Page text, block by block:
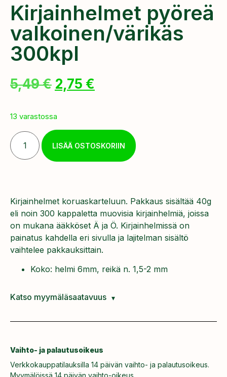
Kirjainhelmet pyöreä
valkoinen/värikäs
300kpl
5,49€ 2,75 €
13 varastossa
LISÄÄ OSTOSKORIIN
Kirjainhelmet koruaskarteluun. Pakkaus sisältää 40g
eli noin 300 kappaletta muovisia kirjainhelmiä, joissa
on mukana ääkköset Ä ja Ö. Kirjainhelmissä on
painatus kahdella eri sivulla ja lajitelman sisältö
vaihtelee pakkauksittain.
Koko: helmi 6mm, reikä n. 1,5-2 mm
Katso myymäläsaatavuus
Vaihto- ja palautusoikeus
Verkkokauppatilauksilla 14 päivän vaihto- ja palautusoikeus.
Myymälöissä 14 päivän vaihto-oikeus.